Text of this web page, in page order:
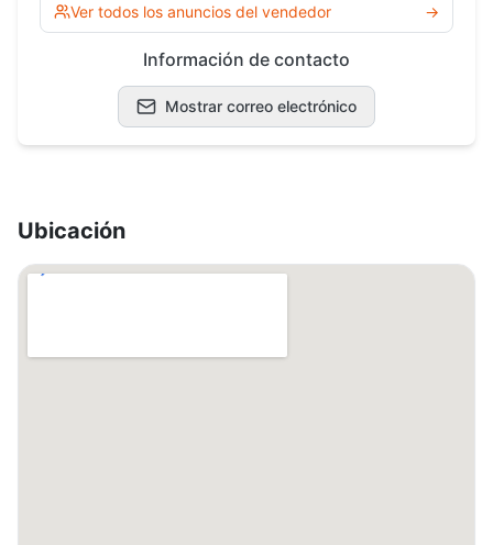
Ver todos los anuncios del vendedor →
Información de contacto
Mostrar correo electrónico
Ubicación